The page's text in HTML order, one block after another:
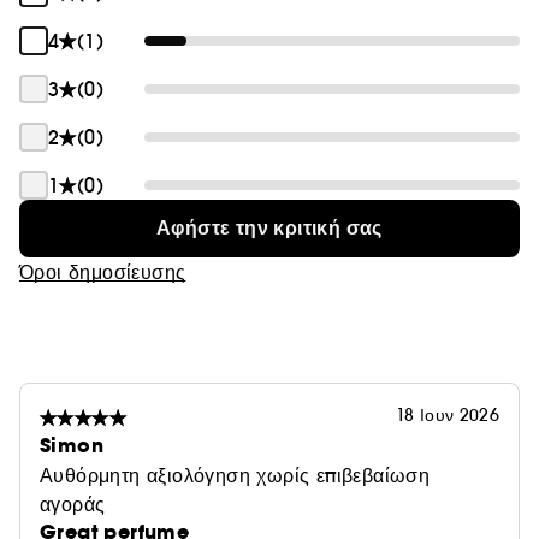
1. Ξυπνήστε τις αισθήσεις με τις αναζωογονητικές
νότες του αφρόλουτρου Dior Homme.
2. Χαρίστε απαλότητα στο δέρμα σας με το balm για
3. Απολαύστε αίσθηση φρεσκάδας με το αποσμητικό
σπρέι Dior Homme.
4
(1)
3
(0)
2
(0)
1
(0)
Αφήστε την κριτική σας
Όροι δημοσίευσης
18 Ιουν 2026
Simon
Αυθόρμητη αξιολόγηση χωρίς επιβεβαίωση
αγοράς
Great perfume